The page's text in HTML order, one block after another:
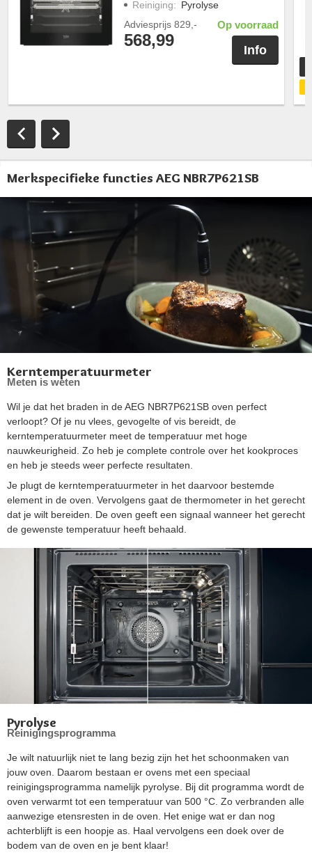
Reiniging: Pyrolyse
Adviesprijs 829,-
568,99
Op voorraad
Info
Merkspecifieke functies AEG NBR7P621SB
Kerntemperatuurmeter
Meten is weten
Wil je dat het braden in de AEG NBR7P621SB oven perfect
verloopt? Of je nu vlees, gevogelte of vis bereidt, de
kerntemperatuurmeter meet de temperatuur met hoge
nauwkeurigheid. Zo heb je complete controle over het kookproces
en heb je steeds weer perfecte resultaten.
Je plugt de kerntemperatuurmeter in het daarvoor bestemde
element in de oven. Vervolgens gaat de thermometer in het gerecht
dat je wilt bereiden. De oven geeft een signaal wanneer het gerecht
de gewenste temperatuur heeft behaald.
Pyrolyse
Reinigingsprogramma
Je wilt natuurlijk niet te lang bezig zijn het het schoonmaken van
jouw oven. Daarom bestaan er ovens met een speciaal
reinigingsprogramma namelijk pyrolyse. Bij dit programma wordt de
oven verwarmt tot een temperatuur van 500 °C. Zo verbranden alle
aanwezige etensresten in de oven. Het enige wat er dan nog
achterblijft is een hoopje as. Haal vervolgens een doek over de
bodem van de oven en je bent klaar!